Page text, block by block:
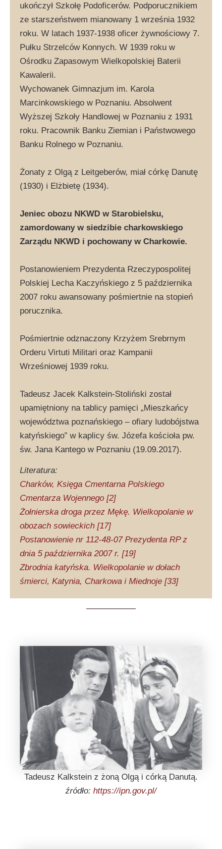
ukończył Szkołę Podoficerów. Podporucznikiem
ze starszeństwem mianowany 1 września 1932
roku. W latach 1937-1938 oficer żywnościowy 7.
Pułku Strzelców Konnych. W 1939 roku w
Ośrodku Zapasowym Wielkopolskiej Baterii
Kawalerii.
Wychowanek Gimnazjum im. Karola
Marcinkowskiego w Poznaniu. Absolwent
Wyższej Szkoły Handlowej w Poznaniu z 1931
roku. Pracownik Banku Ziemian i Państwowego
Banku Rolnego w Poznaniu.
Żonaty z Olgą z Leitgeberów, miał córkę Danutę
(1930) i Elżbietę (1934).
Jeniec obozu NKWD w Starobielsku,
zamordowany w siedzibie charkowskiego
Zarządu NKWD i pochowany w Charkowie.
Postanowieniem Prezydenta Rzeczypospolitej
Polskiej Lecha Kaczyńskiego z 5 października
2007 roku awansowany pośmiertnie na stopień
porucznika.
Pośmiertnie odznaczony Krzyżem Srebrnym
Orderu Virtuti Militari oraz Kampanii
Wrześniowej 1939 roku.
Tadeusz Jacek Kalkstein-Stoliński został
upamiętniony na tablicy pamięci „Mieszkańcy
województwa poznańskiego – ofiary ludobójstwa
katyńskiego” w kaplicy św. Józefa kościoła pw.
św. Jana Kantego w Poznaniu (19.09.2017).
Literatura:
Charków, Księga Cmentarna Polskiego
Cmentarza Wojennego [2]
Żołnierska droga przez Mękę. Wielkopolanie w
obozach sowieckich [17]
Postanowienie nr 112-48-07 Prezydenta RP z
dnia 5 października 2007 r. [19]
Zbrodnia katyńska. Wielkopolanie w dołach
śmierci, Katynia, Charkowa i Miednoje [33]
Tadeusz Kalkstein z żoną Olgą i córką Danutą.
źródło: https://ipn.gov.pl/